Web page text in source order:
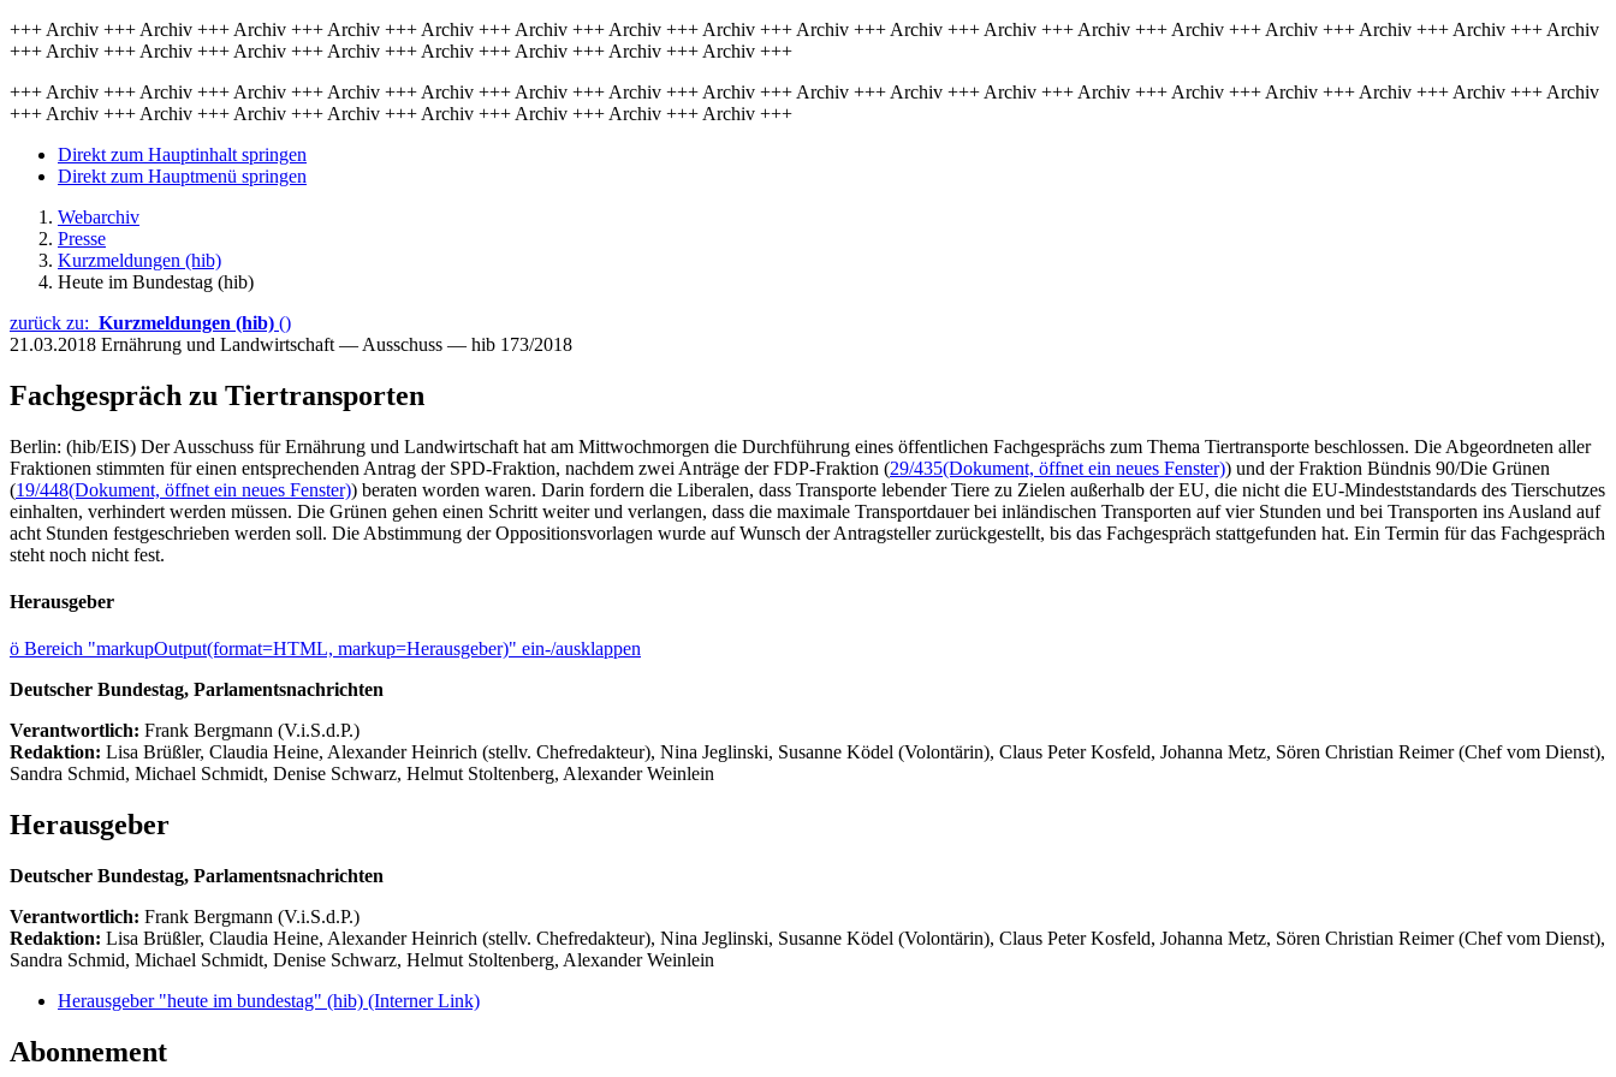
+++ Archiv +++ Archiv +++ Archiv +++ Archiv +++ Archiv +++ Archiv +++ Archiv +++ Archiv +++ Archiv +++ Archiv +++ Archiv +++ Archiv +++ Archiv +++ Archiv +++ Archiv +++ Archiv +++ Archiv
+++ Archiv +++ Archiv +++ Archiv +++ Archiv +++ Archiv +++ Archiv +++ Archiv +++ Archiv +++
+++ Archiv +++ Archiv +++ Archiv +++ Archiv +++ Archiv +++ Archiv +++ Archiv +++ Archiv +++ Archiv +++ Archiv +++ Archiv +++ Archiv +++ Archiv +++ Archiv +++ Archiv +++ Archiv +++ Archiv
+++ Archiv +++ Archiv +++ Archiv +++ Archiv +++ Archiv +++ Archiv +++ Archiv +++ Archiv +++
Direkt zum Hauptinhalt springen
Direkt zum Hauptmenü springen
Webarchiv
Presse
Kurzmeldungen (hib)
Heute im Bundestag (hib)
zurück zu: Kurzmeldungen (hib) ()
21.03.2018 Ernährung und Landwirtschaft — Ausschuss — hib 173/2018
Fachgespräch zu Tiertransporten
Berlin: (hib/EIS) Der Ausschuss für Ernährung und Landwirtschaft hat am Mittwochmorgen die Durchführung eines öffentlichen Fachgesprächs zum Thema Tiertransporte beschlossen. Die Abgeordneten aller
Fraktionen stimmten für einen entsprechenden Antrag der SPD-Fraktion, nachdem zwei Anträge der FDP-Fraktion (29/435(Dokument, öffnet ein neues Fenster)) und der Fraktion Bündnis 90/Die Grünen
(19/448(Dokument, öffnet ein neues Fenster)) beraten worden waren. Darin fordern die Liberalen, dass Transporte lebender Tiere zu Zielen außerhalb der EU, die nicht die EU-Mindeststandards des Tierschutzes
einhalten, verhindert werden müssen. Die Grünen gehen einen Schritt weiter und verlangen, dass die maximale Transportdauer bei inländischen Transporten auf vier Stunden und bei Transporten ins Ausland auf
acht Stunden festgeschrieben werden soll. Die Abstimmung der Oppositionsvorlagen wurde auf Wunsch der Antragsteller zurückgestellt, bis das Fachgespräch stattgefunden hat. Ein Termin für das Fachgespräch
steht noch nicht fest.
Herausgeber
ö Bereich "markupOutput(format=HTML, markup=Herausgeber)" ein-/ausklappen
Deutscher Bundestag, Parlamentsnachrichten
Verantwortlich: Frank Bergmann (V.i.S.d.P.)
Redaktion: Lisa Brüßler, Claudia Heine, Alexander Heinrich (stellv. Chefredakteur), Nina Jeglinski, Susanne Ködel (Volontärin), Claus Peter Kosfeld, Johanna Metz, Sören Christian Reimer (Chef vom Dienst),
Sandra Schmid, Michael Schmidt, Denise Schwarz, Helmut Stoltenberg, Alexander Weinlein
Herausgeber
Deutscher Bundestag, Parlamentsnachrichten
Verantwortlich: Frank Bergmann (V.i.S.d.P.)
Redaktion: Lisa Brüßler, Claudia Heine, Alexander Heinrich (stellv. Chefredakteur), Nina Jeglinski, Susanne Ködel (Volontärin), Claus Peter Kosfeld, Johanna Metz, Sören Christian Reimer (Chef vom Dienst),
Sandra Schmid, Michael Schmidt, Denise Schwarz, Helmut Stoltenberg, Alexander Weinlein
Herausgeber "heute im bundestag" (hib) (Interner Link)
Abonnement